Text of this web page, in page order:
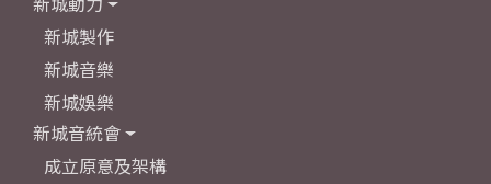
新城製作
新城音樂
新城娛樂
新城音統會
成立原意及架構